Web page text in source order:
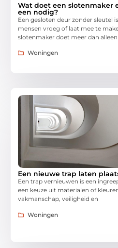
Wat doet een slotenmaker
een nodig?
Een gesloten deur zonder sleutel
mensen vroeg of laat mee te
slotenmaker doet meer dan alleen
Woningen
Een nieuwe trap laten
Een trap vernieuwen is een
een keuze uit materialen of
vakmanschap, veiligheid en
Woningen